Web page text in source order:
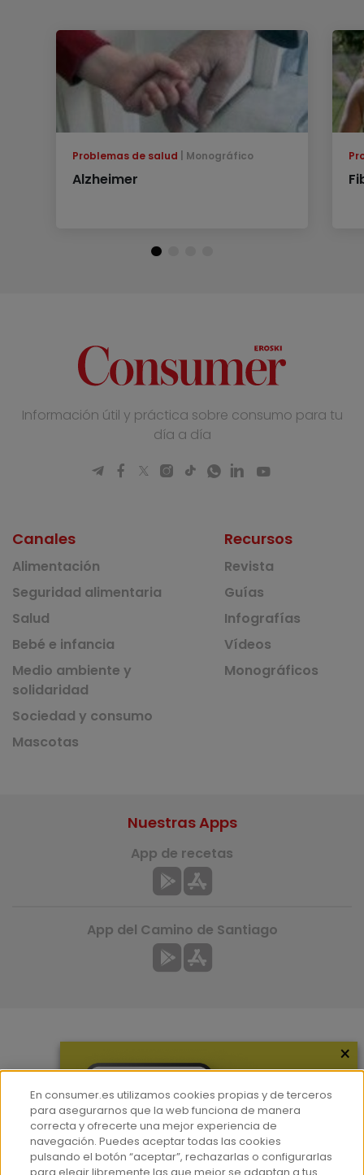
Problemas de salud Monográfico
Alzheimer
Información útil y práctica sobre consumo para tu
día a día
Canales
Alimentación
Seguridad alimentaria
Salud
Bebé e infancia
Medio ambiente y
solidaridad
Sociedad y consumo
Mascotas
Recursos
Revista
Guías
Infografías
Vídeos
Monográficos
Hemeroteca
Contacto
Prensa
Nuestras Apps
App de recetas
App del Camino de Santiago
×
En consumer.es utilizamos cookies propias y de terceros
para asegurarnos que la web funciona de manera
correcta y ofrecerte una mejor experiencia de
navegación. Puedes aceptar todas las cookies
pulsando el botón “aceptar”, rechazarlas o configurarlas